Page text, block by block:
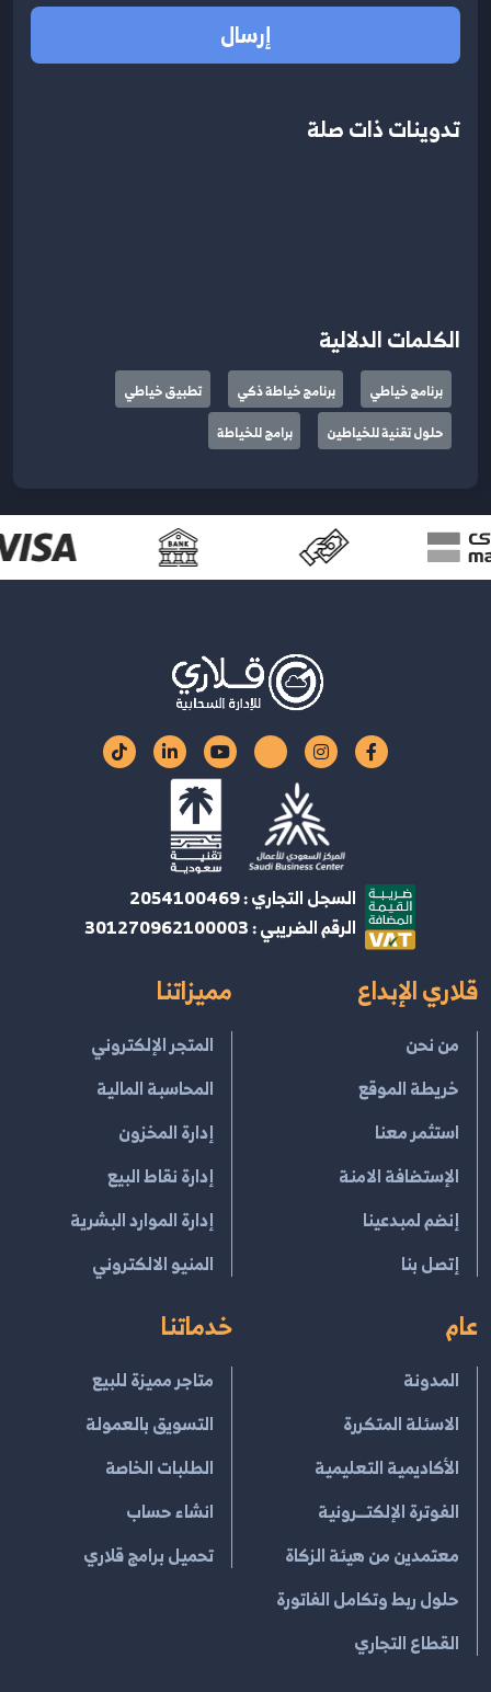
إرسال
تدوينات ذات صلة
الكلمات الدلالية
برنامج خياطي برنامج خياطة ذكي
تطبيق خياطي
حلول تقنية للخياطين
برامج للخياطة
السجل التجاري : 2054100469
الرقم الضريبي : 301270962100003
قلاري الإبداع
من نحن
خريطة الموقع
استثمر معنا
الإستضافة الامنة
إنضم لمبدعينا
إتصل بنا
مميزاتنا
المتجر الإلكتروني
المحاسبة المالية
إدارة المخزون
إدارة نقاط البيع
إدارة الموارد البشرية
المنيو الالكتروني
عام
المدونة
الاسئلة المتكررة
الأكاديمية التعليمية
الفوترة الإلكتــرونية
معتمدين من هيئة الزكاة
حلول ربط وتكامل الفاتورة
القطاع التجاري
خدماتنا
متاجر مميزة للبيع
التسويق بالعمولة
الطلبات الخاصة
انشاء حساب
تحميل برامج قلاري